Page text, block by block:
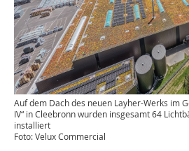
Auf dem Dach des neuen Layher-Werks im
IV“ in Cleebronn wurden insgesamt 64
installiert
Foto: Velux Commercial